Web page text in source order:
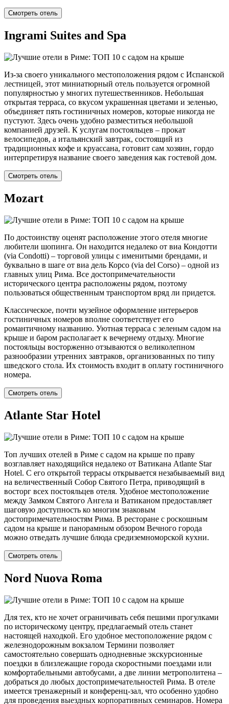
Смотреть отель
Ingrami Suites and Spa
Из-за своего уникального местоположения рядом с Испанской
лестницей, этот миниатюрный отель пользуется огромной
популярностью у многих путешественников. Небольшая
открытая терраса, со вкусом украшенная цветами и зеленью,
объединяет пять гостиничных номеров, которые никогда не
пустуют. Здесь очень удобно разместиться небольшой
компанией друзей. К услугам постояльцев – прокат
велосипедов, а итальянский завтрак, состоящий из
традиционных кофе и круассана, готовит сам хозяин, гордо
интерпретируя название своего заведения как гостевой дом.
Смотреть отель
Mozart
По достоинству оценят расположение этого отеля многие
любители шопинга. Он находится недалеко от виа Кондотти
(via Condotti) – торговой улицы с именитыми брендами, и
буквально в шаге от виа дель Корсо (via del Corso) – одной из
главных улиц Рима. Все достопримечательности
исторического центра расположены рядом, поэтому
пользоваться общественным транспортом вряд ли придется.
Классическое, почти музейное оформление интерьеров
гостиничных номеров вполне соответствует его
романтичному названию. Уютная терраса с зеленым садом на
крыше и баром располагает к вечернему отдыху. Многие
постояльцы восторженно отзываются о великолепном
разнообразии утренних завтраков, организованных по типу
шведского стола. Их стоимость входит в оплату гостиничного
номера.
Смотреть отель
Atlante Star Hotel
Топ лучших отелей в Риме с садом на крыше по праву
возглавляет находящийся недалеко от Ватикана Atlante Star
Hotel. С его открытой террасы открывается незабываемый вид
на величественный Собор Святого Петра, приводящий в
восторг всех постояльцев отеля. Удобное местоположение
между Замком Святого Ангела и Ватиканом предоставляет
шаговую доступность ко многим знаковым
достопримечательностям Рима. В ресторане с роскошным
садом на крыше и панорамным обзором Вечного города
можно отведать лучшие блюда средиземноморской кухни.
Смотреть отель
Nord Nuova Roma
Для тех, кто не хочет ограничивать себя пешими прогулками
по историческому центру, предлагаемый отель станет
настоящей находкой. Его удобное местоположение рядом с
железнодорожным вокзалом Термини позволяет
самостоятельно совершать однодневные экскурсионные
поездки в близлежащие города скоростными поездами или
комфортабельными автобусами, а две линии метрополитена –
добраться до любых достопримечательностей Рима. В отеле
имеется тренажерный и конференц-зал, что особенно удобно
для проведения выездных корпоративных семинаров. Номера